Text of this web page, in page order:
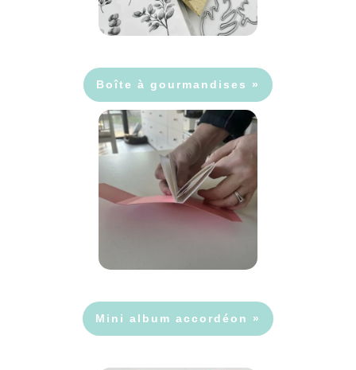
Boîte à gourmandises »
Mini album accordéon »